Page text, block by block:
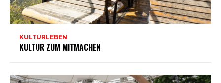
KULTURLEBEN
KULTUR ZUM MITMACHEN